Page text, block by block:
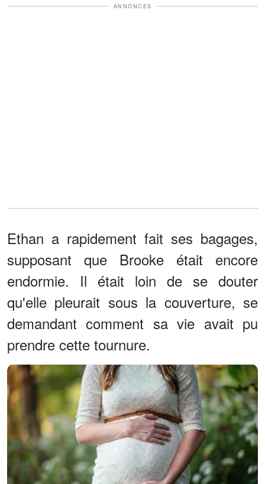
ANNONCES
Ethan a rapidement fait ses bagages,
supposant que Brooke était encore
endormie. Il était loin de se douter
qu'elle pleurait sous la couverture, se
demandant comment sa vie avait pu
prendre cette tournure.